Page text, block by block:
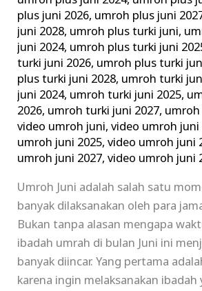
plus juni 2026, umroh plus juni
juni 2028, umroh plus turki juni,
juni 2024, umroh plus turki juni
turki juni 2026, umroh plus turki
plus turki juni 2028, umroh turki
juni 2024, umroh turki juni 2025,
2026, umroh turki juni 2027,
video umroh juni,video umroh juni
umroh juni 2025,video umroh juni
umroh juni 2027,video umroh juni
Umroh Juni adalah salah satu
banyak dilaksanakan oleh para
Bukan tanpa alasan mengapa
ibadah umrah di bulan Juni ini
banyak diincar. Yang pertama
karena ingin melaksanakan ibadah